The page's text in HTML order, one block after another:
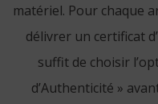
matériel. Pour chaque
délivrer un certificat
suffit de choisir
d’Authenticité »